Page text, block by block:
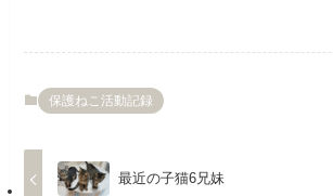
保護ねこ活動記録
最近の子猫6兄妹